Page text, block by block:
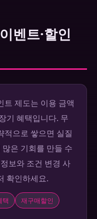
벤트·할인
트 제도는 이용 금액
기 혜택입니다. 무
적으로 쌓으면 실질
은 기회를 만들 수
보와 조건 변경 사
확인하세요.
택
재구매할인